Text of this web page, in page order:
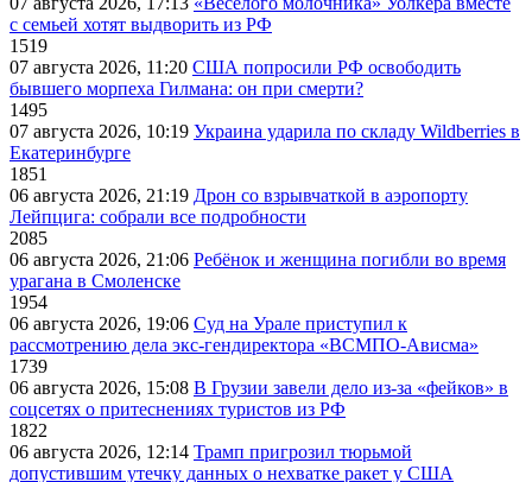
с семьей хотят выдворить из РФ
1519
07 августа 2026, 11:20 США попросили РФ освободить
бывшего морпеха Гилмана: он при смерти?
1495
07 августа 2026, 10:19 Украина ударила по складу Wildberries в
Екатеринбурге
1851
06 августа 2026, 21:19 Дрон со взрывчаткой в аэропорту
Лейпцига: собрали все подробности
2085
06 августа 2026, 21:06 Ребёнок и женщина погибли во время
урагана в Смоленске
1954
06 августа 2026, 19:06 Суд на Урале приступил к
рассмотрению дела экс-гендиректора «ВСМПО-Ависма»
1739
06 августа 2026, 15:08 В Грузии завели дело из-за «фейков» в
соцсетях о притеснениях туристов из РФ
1822
06 августа 2026, 12:14 Трамп пригрозил тюрьмой
допустившим утечку данных о нехватке ракет у США